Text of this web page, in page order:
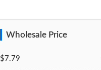
Wholesale Price
$7.79